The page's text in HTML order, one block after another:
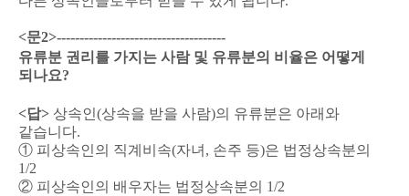
<문2>-------------------------------------
유류분 권리를 가지는 사람 및 유류분의 비율은 어떻게
되나요?
<답> 상속인 (상속을 받을 사람)의 유류분은 아래와
같습니다.
① 피상속인의 직계비속(자녀 , 손주 등)은 법정상속분의
1/2
② 피상속인의 배우자는 법정상속분의 1/2